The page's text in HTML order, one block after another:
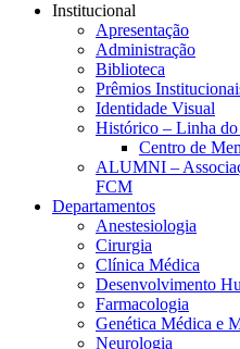
Institucional
Apresentação
Administração
Biblioteca
Prêmios
Identidade Visual
Histórico – Linha
Centro de
ALUMNI –
FCM
Departamentos
Anestesiologia
Cirurgia
Clínica Médica
Desenvolvimento
Farmacologia
Genética Médica e
Neurologia